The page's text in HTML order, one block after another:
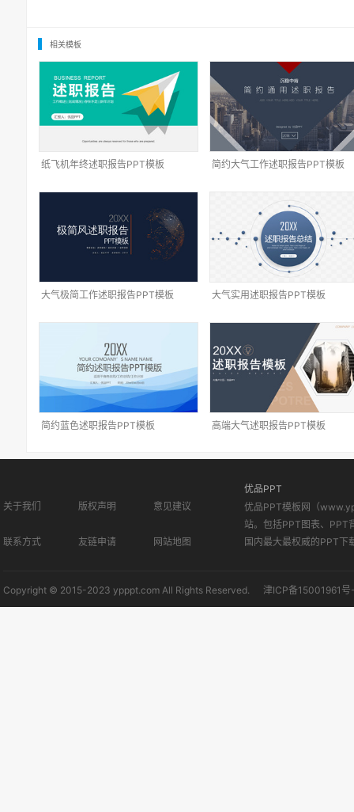
相关模板
纸飞机年终述职报告PPT模板 简约大气工作述职报告PPT模板
大气极简工作述职报告PPT模板 大气实用述职报告PPT模板
简约蓝色述职报告PPT模板 高端大气述职报告PPT模板
关于我们 版权声明 意见建议
联系方式 友链申请 网站地图
优品PPT
优品PPT模板网（
站。包括PPT图表、PPT
国内最大最权威的PPT下
Copyright © 2015-2023 ypppt.com All Rights Reserved. 津ICP备15001961号